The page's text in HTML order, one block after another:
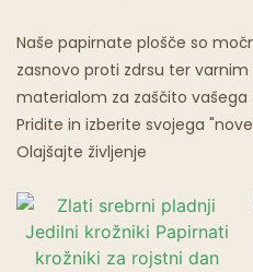
Restavracije Z Duhovi
Naše papirnate plošče so
zasnovo proti zdrsu ter varnim
materialom za zaščito vašega
Pridite in izberite svojega
Olajšajte življenje